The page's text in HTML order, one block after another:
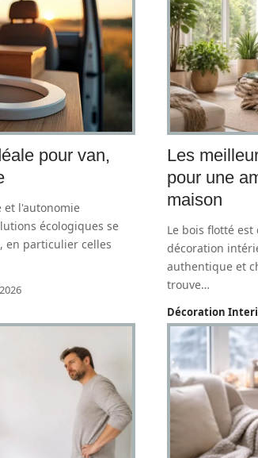
pour van,
et l'autonomie
écologiques se
en particulier celles
Les
pour une
maison
Le bois flotté
décoration
authentique et
trouve…
Décoration